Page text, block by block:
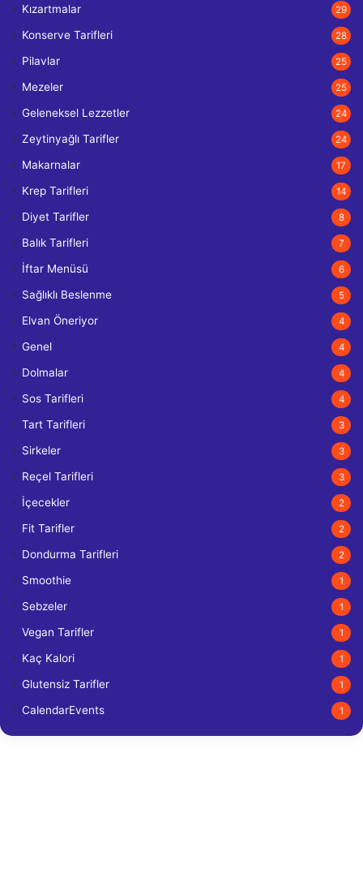
Kızartmalar 29
Konserve Tarifleri 28
Pilavlar 25
Mezeler 25
Geleneksel Lezzetler 24
Zeytinyağlı Tarifler 24
Makarnalar 17
Krep Tarifleri 14
Diyet Tarifler 8
Balık Tarifleri 7
İftar Menüsü 6
Sağlıklı Beslenme 5
Elvan Öneriyor 4
Genel 4
Dolmalar 4
Sos Tarifleri 4
Tart Tarifleri 3
Sirkeler 3
Reçel Tarifleri 3
İçecekler 2
Fit Tarifler 2
Dondurma Tarifleri 2
Smoothie 1
Sebzeler 1
Vegan Tarifler 1
Kaç Kalori 1
Glutensiz Tarifler 1
CalendarEvents 1